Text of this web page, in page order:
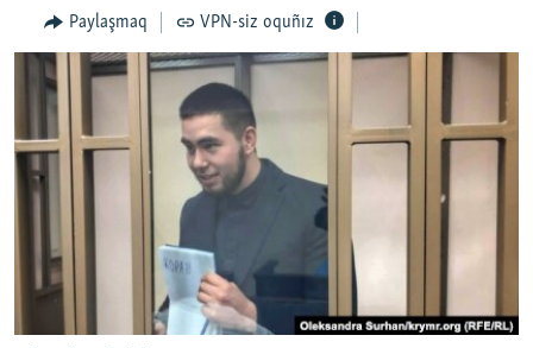
İNSAN AQLARI
VİDEO
SÜRET
BLOGLAR
FİKİR
Русский
Paylaşmaq VPN-siz oquñız